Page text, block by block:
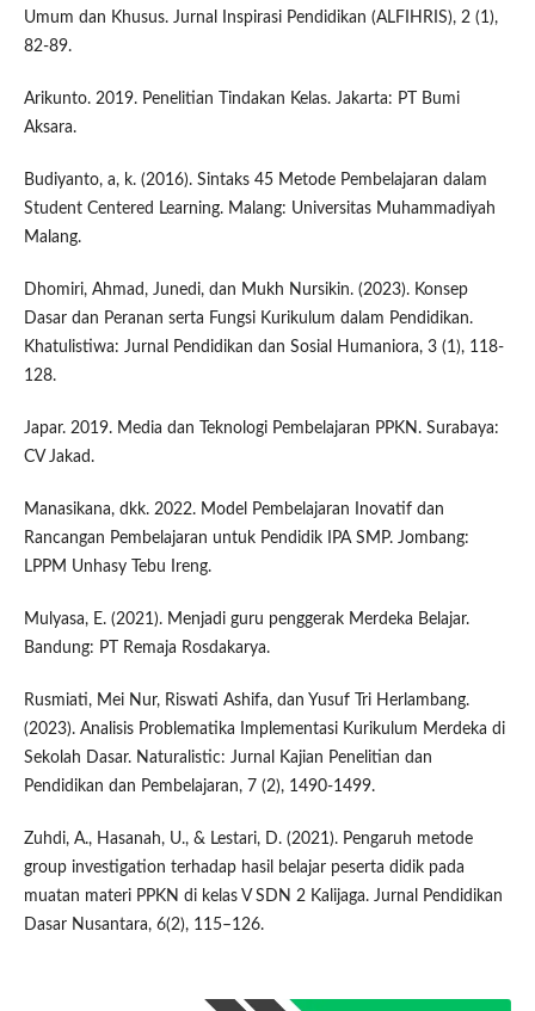
Umum dan Khusus. Jurnal Inspirasi Pendidikan (ALFIHRIS), 2 (1),
82-89.
Arikunto. 2019. Penelitian Tindakan Kelas. Jakarta: PT Bumi
Aksara.
Budiyanto, a, k. (2016). Sintaks 45 Metode Pembelajaran dalam
Student Centered Learning. Malang: Universitas Muhammadiyah
Malang.
Dhomiri, Ahmad, Junedi, dan Mukh Nursikin. (2023). Konsep
Dasar dan Peranan serta Fungsi Kurikulum dalam Pendidikan.
Khatulistiwa: Jurnal Pendidikan dan Sosial Humaniora, 3 (1), 118-
128.
Japar. 2019. Media dan Teknologi Pembelajaran PPKN. Surabaya:
CV Jakad.
Manasikana, dkk. 2022. Model Pembelajaran Inovatif dan
Rancangan Pembelajaran untuk Pendidik IPA SMP. Jombang:
LPPM Unhasy Tebu Ireng.
Mulyasa, E. (2021). Menjadi guru penggerak Merdeka Belajar.
Bandung: PT Remaja Rosdakarya.
Rusmiati, Mei Nur, Riswati Ashifa, dan Yusuf Tri Herlambang.
(2023). Analisis Problematika Implementasi Kurikulum Merdeka di
Sekolah Dasar. Naturalistic: Jurnal Kajian Penelitian dan
Pendidikan dan Pembelajaran, 7 (2), 1490-1499.
Zuhdi, A., Hasanah, U., & Lestari, D. (2021). Pengaruh metode
group investigation terhadap hasil belajar peserta didik pada
muatan materi PPKN di kelas V SDN 2 Kalijaga. Jurnal Pendidikan
Dasar Nusantara, 6(2), 115–126.